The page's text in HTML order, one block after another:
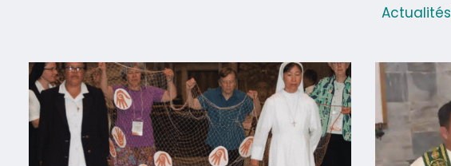
Actualités